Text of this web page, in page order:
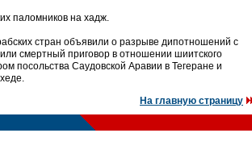
паломников на хадж.
стран объявили о разрыве дипотношений с
смертный приговор в отношении шиитского
посольства Саудовской Аравии в Тегеране и
На главную страницу